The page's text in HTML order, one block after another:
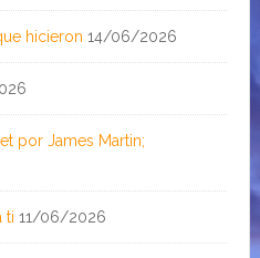
hicieron 14/06/2026
por James Martin;
ti 11/06/2026